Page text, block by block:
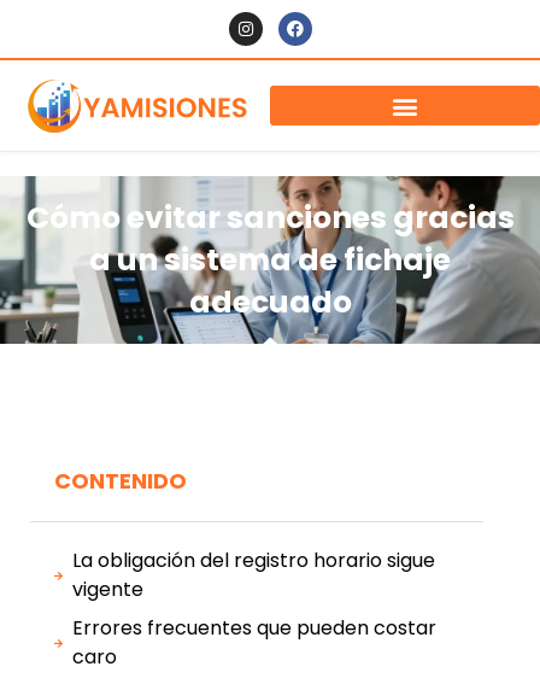
Cómo evitar sanciones gracias
a un sistema de fichaje
adecuado
CONTENIDO
La obligación del registro horario sigue
vigente
Errores frecuentes que pueden costar
caro